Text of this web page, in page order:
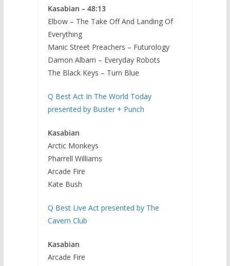
Kasabian – 48:13
Elbow – The Take Off And Landing Of
Everything
Manic Street Preachers – Futurology
Damon Albarn – Everyday Robots
The Black Keys – Turn Blue
Q Best Act In The World Today
presented by Buster + Punch
Kasabian
Arctic Monkeys
Pharrell Williams
Arcade Fire
Kate Bush
Q Best Live Act presented by The
Cavern Club
Kasabian
Arcade Fire